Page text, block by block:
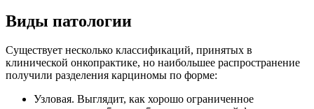
Виды патологии
Существует несколько классификаций, принятых в
клинической онкопрактике, но наибольшее распространение
получили разделения карциномы по форме:
Узловая. Выглядит, как хорошо ограниченное